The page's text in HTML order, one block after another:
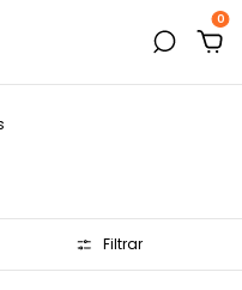
0
Filtrar